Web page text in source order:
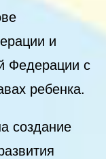
и
Федерации с
ребенка.
создание